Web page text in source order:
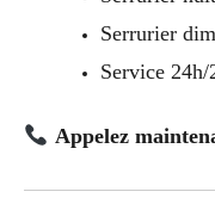
Serrurier
Service
Appelez